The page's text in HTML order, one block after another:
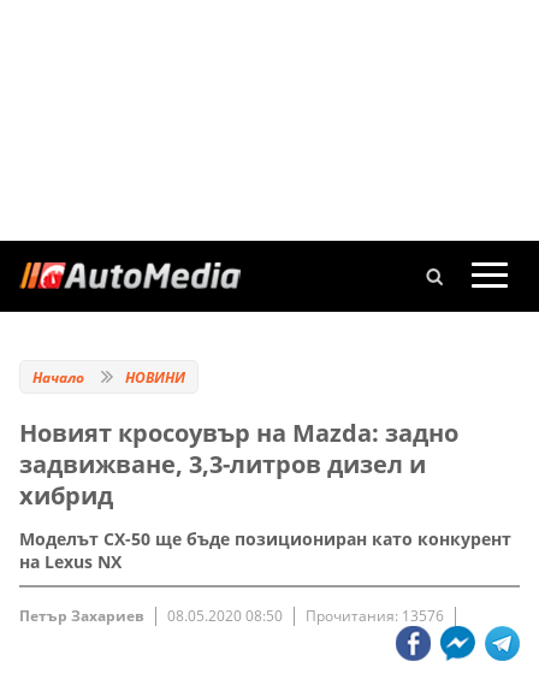
Начало НОВИНИ
Новият кросоувър на Mazda: задно
задвижване, 3,3-литров дизел и
хибрид
Моделът CХ-50 ще бъде позициониран като конкурент
на Lexus NX
Петър Захариев 08.05.2020 08:50 Прочитания: 13576